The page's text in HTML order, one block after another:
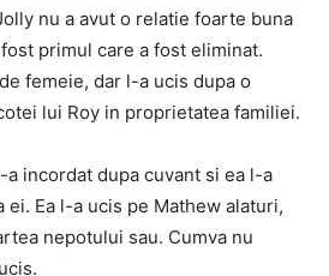
nu a avut o relatie foarte buna
primul care a fost eliminat.
femeie, dar l-a ucis dupa o
lui Roy in proprietatea familiei.
a incordat dupa cuvant si ea l-a
ei. Ea l-a ucis pe Mathew alaturi,
nepotului sau. Cumva nu